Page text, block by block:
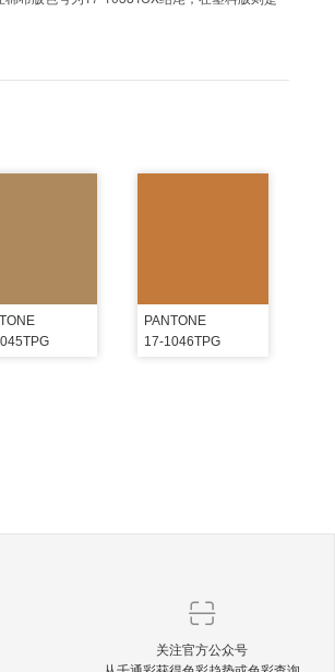
PANTONE
17-1046TPG
关注官方公众号